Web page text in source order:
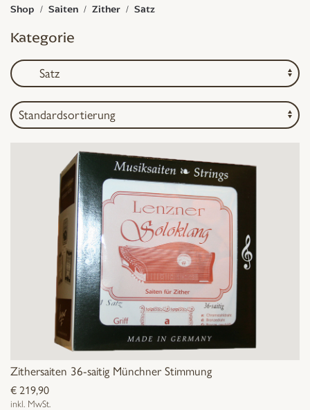
Shop Saiten Zither Satz
Kategorie
Zithersaiten 36-saitig Münchner Stimmung
€ 219,90
inkl. MwSt.